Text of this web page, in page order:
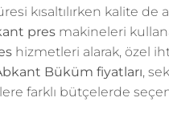
kısaltılırken kalite de
pres makineleri
hizmetleri alarak, özel
Büküm fiyatları,
farklı bütçelerde